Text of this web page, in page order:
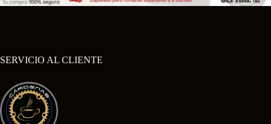
SERVICIO AL CLIENTE